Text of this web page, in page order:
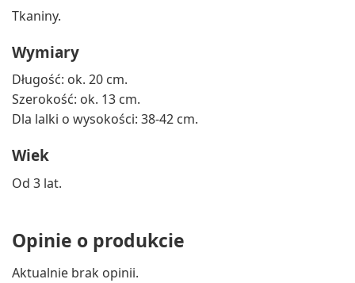
Tkaniny.
Wymiary
Długość: ok. 20 cm.
Szerokość: ok. 13 cm.
Dla lalki o wysokości: 38-42 cm.
Wiek
Od 3 lat.
Opinie o produkcie
Aktualnie brak opinii.